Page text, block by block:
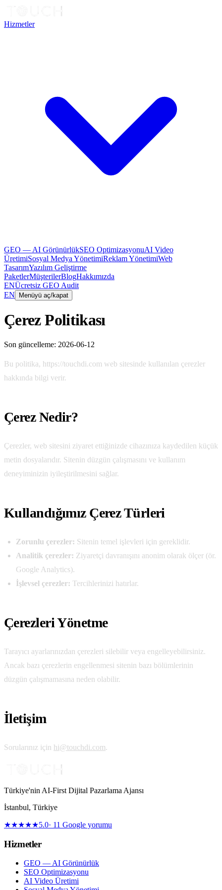
Hizmetler
GEO — AI GörünürlükSEO OptimizasyonuAI Video
ÜretimiSosyal Medya YönetimiReklam YönetimiWeb
TasarımYazılım Geliştirme
PaketlerMüşterilerBlogHakkımızda
ENÜcretsiz GEO Audit
EN
Menüyü aç/kapat
Çerez Politikası
Son güncelleme: 2026-06-12
Bu politika, https://touchdi.com web sitesinde kullanılan çerezler
hakkında bilgi verir.
Çerez Nedir?
Çerezler, web sitesini ziyaret ettiğinizde cihazınıza kaydedilen küçük
metin dosyalarıdır. Sitenin düzgün çalışmasını ve kullanım
deneyiminizin iyileştirilmesini sağlar.
Kullandığımız Çerez Türleri
Zorunlu çerezler: Sitenin temel işlevleri için gereklidir.
Analitik çerezler: Ziyaretçi davranışını anonim olarak ölçer (ör.
Google Analytics).
İşlevsel çerezler: Tercihlerinizi hatırlar.
Çerezleri Yönetme
Tarayıcı ayarlarınızdan çerezleri silebilir veya engelleyebilirsiniz.
Ancak bazı çerezlerin engellenmesi sitenin bazı bölümlerinin
düzgün çalışmamasına neden olabilir.
İletişim
Sorularınız için hi@touchdi.com.
Türkiye'nin AI-First Dijital Pazarlama Ajansı
İstanbul, Türkiye
★★★★★5.0· 11 Google yorumu
Hizmetler
GEO — AI Görünürlük
SEO Optimizasyonu
AI Video Üretimi